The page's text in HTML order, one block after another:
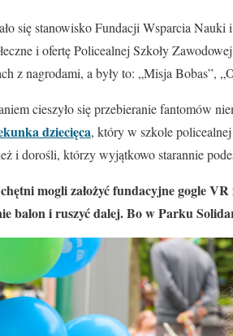
się stanowisko Fundacji Wsparcia Nauki
i ofertę Policealnej Szkoły
z nagrodami, a były to: „Misja Bobas”,
cieszyło się przebieranie fantomów
dziecięca, który w szkole
i dorośli, którzy wyjątkowo starannie
mogli założyć fundacyjne gogle
balon i ruszyć dalej. Bo w Parku